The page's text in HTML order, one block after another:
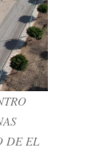
DE
DE EL